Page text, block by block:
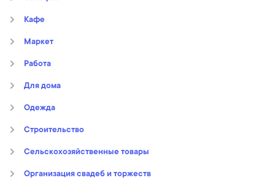
Кафе
Маркет
Работа
Для дома
Oдежда
Строительство
Сельскохозяйственные товары
Организация свадеб и торжеств